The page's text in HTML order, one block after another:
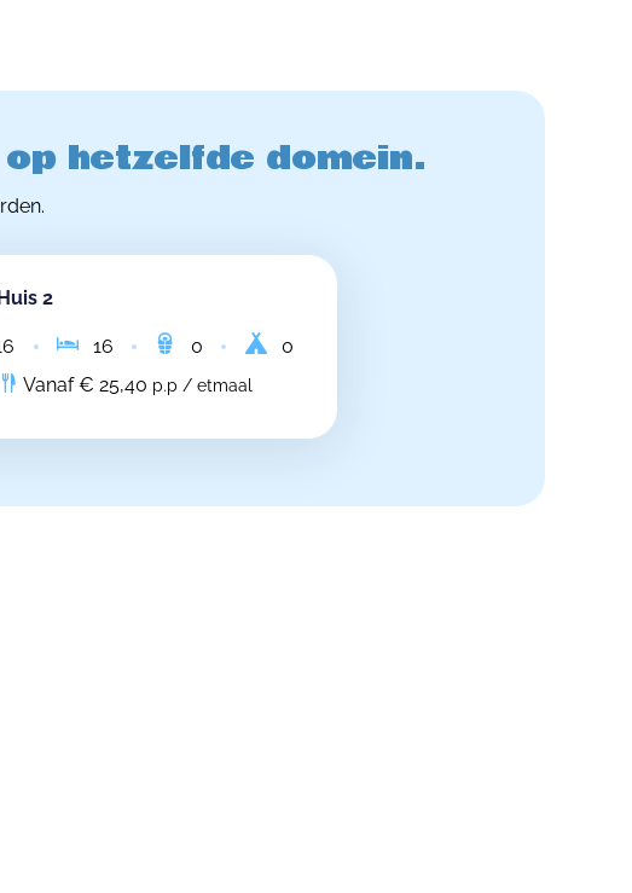
hetzelfde domein.
Huis 2
16 0
0
Vanaf € 25,40 p.p / etmaal